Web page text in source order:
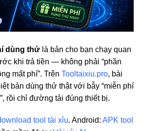
dùng thử là bản cho bạn chạy quan
khi trả tiền — không phải “phần
mất phí”. Trên Tooltaixiu.pro, bài
bản dùng thử thật với bẫy “miễn phí
rồi chỉ đường tải đúng thiết bị.
tool tài xỉu. Android: APK tool